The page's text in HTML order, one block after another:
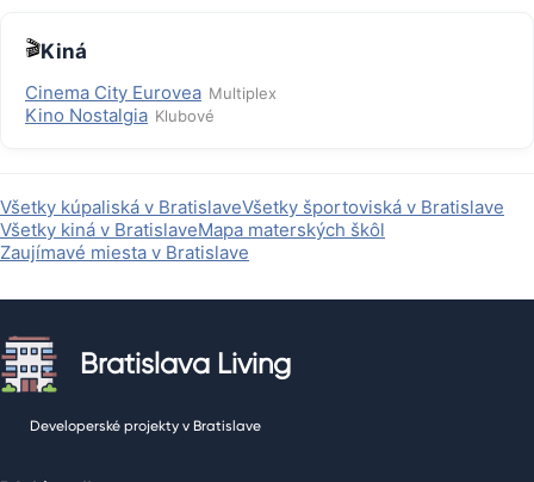
🎬Kiná
Cinema City Eurovea Multiplex
Kino Nostalgia Klubové
Všetky kúpaliská v BratislaveVšetky športoviská v Bratislave
Všetky kiná v BratislaveMapa materských škôl
Zaujímavé miesta v Bratislave
Bratislava Living
Developerské projekty v Bratislave